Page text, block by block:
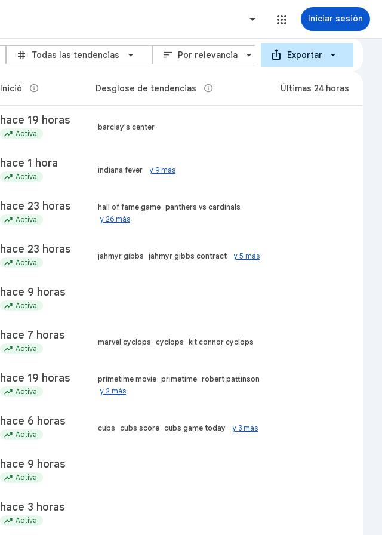
Iniciar sesión
grid_3x3 Todas las tendencias sort Por relevancia arrow_forward_ios ios_share Exportar
Inició info Desglose de tendencias info Últimas 24 horas
hace 19 horas
trending_up Activa
barclay's center
hace 1 hora
trending_up Activa
indiana fever y 9 más
hace 23 horas
trending_up Activa
hall of fame game panthers vs cardinals
y 26 más
hace 23 horas
trending_up Activa
jahmyr gibbs jahmyr gibbs contract y 5 más
hace 9 horas
trending_up Activa
hace 7 horas
trending_up Activa
marvel cyclops cyclops kit connor cyclops
hace 19 horas
trending_up Activa
primetime movie primetime robert pattinson
y 2 más
hace 6 horas
trending_up Activa
cubs cubs score cubs game today y 3 más
hace 9 horas
trending_up Activa
hace 3 horas
trending_up Activa